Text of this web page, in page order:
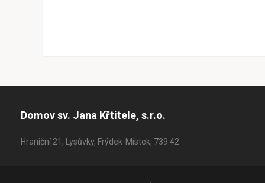
Domov sv. Jana Křtitele, s.r.o.
Hraniční 21, Lysůvky, Frýdek-Místek, 739 42